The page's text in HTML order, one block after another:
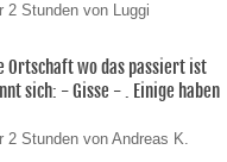
2 Stunden von Luggi
Ortschaft wo das passiert ist
sich: - Gisse - . Einige haben
2 Stunden von Andreas K.